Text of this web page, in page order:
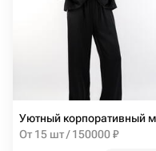
От 15 шт / 150000 ₽